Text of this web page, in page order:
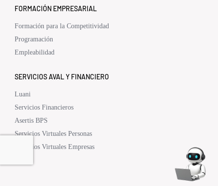
FORMACIÓN EMPRESARIAL
Formación para la Competitividad
Programación
Empleabilidad
SERVICIOS AVAL Y FINANCIERO
Luani
Servicios Financieros
Asertis BPS
Servicios Virtuales Personas
Servicios Virtuales Empresas